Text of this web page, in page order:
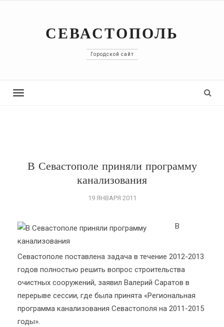
СЕВАСТОПОЛЬ
Городской сайт
Toggle
В Севастополе приняли программу
канализования
19 ЯНВАРЯ 2011
В
Севастополе поставлена задача в течение 2012-2013
годов полностью решить вопрос строительства
очистных сооружений, заявил Валерий Саратов в
перерыве сессии, где была принята «Региональная
программа канализования Севастополя на 2011-2015
годы».